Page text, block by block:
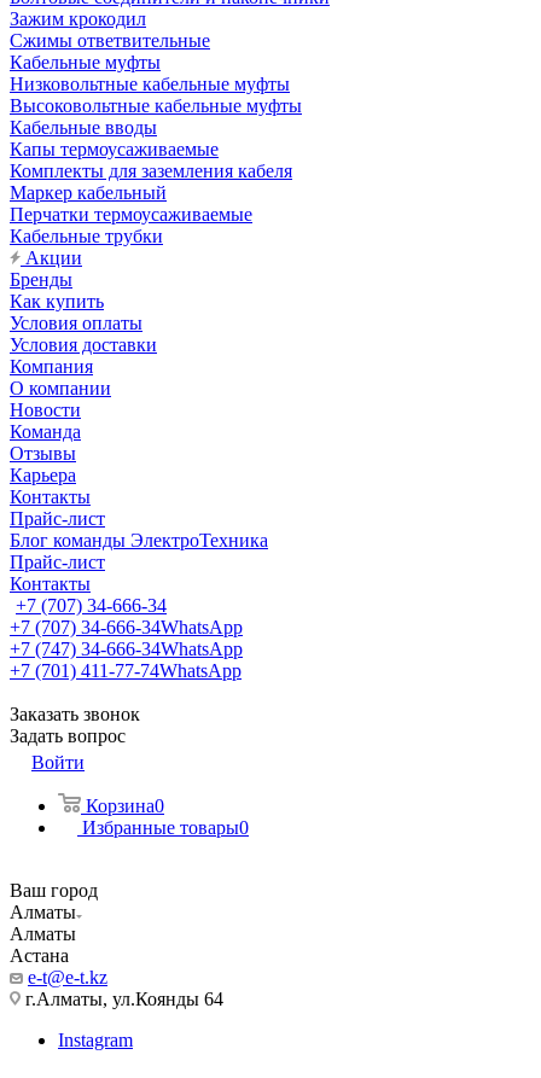
Зажим крокодил
Сжимы ответвительные
Кабельные муфты
Низковольтные кабельные муфты
Высоковольтные кабельные муфты
Кабельные вводы
Капы термоусаживаемые
Комплекты для заземления кабеля
Маркер кабельный
Перчатки термоусаживаемые
Кабельные трубки
Акции
Бренды
Как купить
Условия оплаты
Условия доставки
Компания
О компании
Новости
Команда
Отзывы
Карьера
Контакты
Прайс-лист
Блог команды ЭлектроТехника
Прайс-лист
Контакты
+7 (707) 34-666-34
+7 (707) 34-666-34WhatsApp
+7 (747) 34-666-34WhatsApp
+7 (701) 411-77-74WhatsApp
Заказать звонок
Задать вопрос
Войти
Корзина0
Избранные товары0
Ваш город
Алматы
Алматы
Астана
e-t@e-t.kz
г.Алматы, ул.Коянды 64
Instagram